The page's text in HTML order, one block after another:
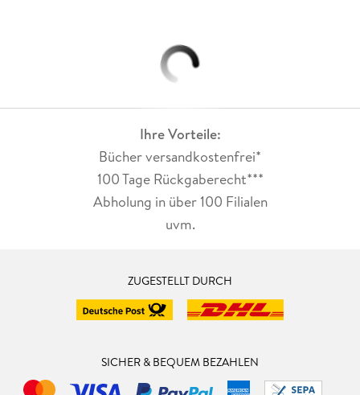
Ihre Vorteile:
Bücher versandkostenfrei*
100 Tage Rückgaberecht***
Abholung in über 100 Filialen
uvm.
ZUGESTELLT DURCH
SICHER & BEQUEM BEZAHLEN